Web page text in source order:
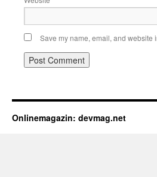
Save my name, email, and website
Onlinemagazin: devmag.net